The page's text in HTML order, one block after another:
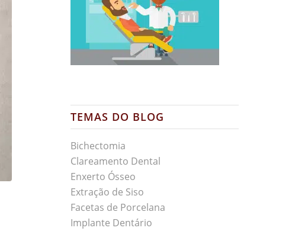
TEMAS DO BLOG
Bichectomia
Clareamento Dental
Enxerto Ósseo
Extração de Siso
Facetas de Porcelana
Implante Dentário